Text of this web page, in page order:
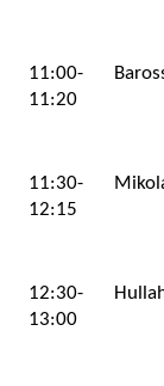
11:00-
11:20
11:30-
12:15
12:30-
13:00